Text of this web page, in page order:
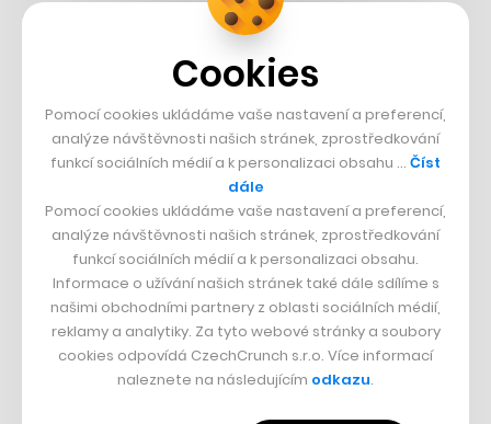
Strnad v Pirelli
PŘÍBĚHY Z GASTRA
Boční projekt, co se zvrtnul
Francouzský šéfkuchař na Šumavě
Dva golfisti, co pečou
DESIGN
Bomma není tichá
Originální hodinky
Nábytek z betonu
Cookies
Pomocí cookies ukládáme vaše nastavení a preferencí,
analýze návštěvnosti našich stránek, zprostředkování
funkcí sociálních médií a k personalizaci obsahu … Číst
dále
Pomocí cookies ukládáme vaše nastavení a preferencí,
analýze návštěvnosti našich stránek, zprostředkování
funkcí sociálních médií a k personalizaci obsahu.
Informace o užívání našich stránek také dále sdílíme s
našimi obchodními partnery z oblasti sociálních médií,
reklamy a analytiky. Za tyto webové stránky a soubory
cookies odpovídá CzechCrunch s.r.o. Více informací
naleznete na následujícím odkazu.